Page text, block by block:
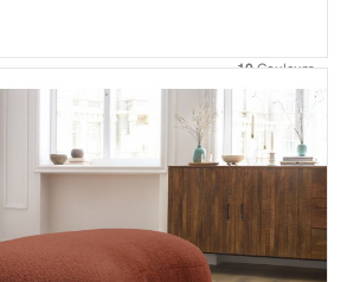
10Couleurs
Découvrir toute la collection